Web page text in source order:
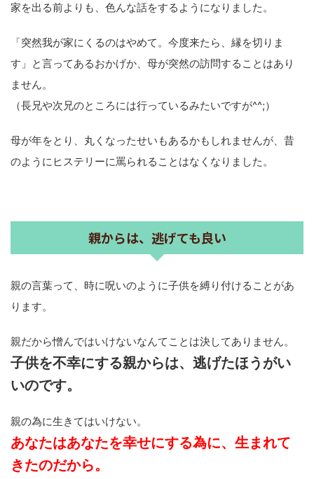
家を出る前よりも、色んな話をするようになりました。
「突然我が家にくるのはやめて。今度来たら、縁を切りま
す」と言ってあるおかげか、母が突然の訪問することはあり
ません。
（長兄や次兄のところには行っているみたいですが^^;）
母が年をとり、丸くなったせいもあるかもしれませんが、昔
のようにヒステリーに罵られることはなくなりました。
親からは、逃げても良い
親の言葉って、時に呪いのように子供を縛り付けることがあ
ります。
親だから憎んではいけないなんてことは決してありません。
子供を不幸にする親からは、逃げたほうがい
いのです。
親の為に生きてはいけない。
あなたはあなたを幸せにする為に、生まれて
きたのだから。